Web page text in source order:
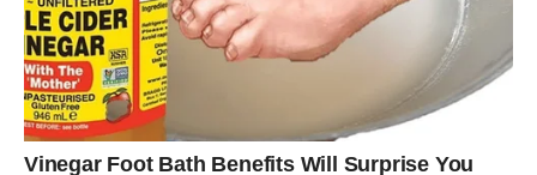
Merkur, vaša planeta, u savršenom je aspektu sa
Saturnom, što donosi stabilnost, sigurnost i dugoročne
rezultate.
Posao i novac: